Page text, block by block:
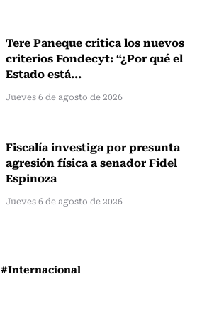
Tere Paneque critica los nuevos
criterios Fondecyt: “¿Por qué el
Estado está...
Jueves 6 de agosto de 2026
Fiscalía investiga por presunta
agresión física a senador Fidel
Espinoza
Jueves 6 de agosto de 2026
#Internacional